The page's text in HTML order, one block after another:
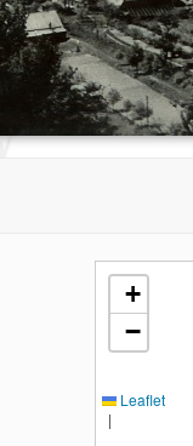
+
−
Leaflet
|